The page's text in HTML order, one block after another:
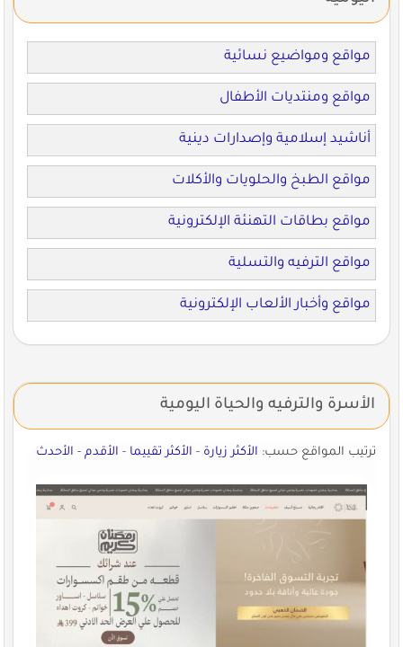
مواقع ومواضيع نسائية
مواقع ومنتديات الأطفال
أناشيد إسلامية وإصدارات دينية
مواقع الطبخ والحلويات والأكلات
مواقع بطاقات التهنئة الإلكترونية
مواقع الترفيه والتسلية
مواقع وأخبار الألعاب الإلكترونية
الأسرة والترفيه والحياة اليومية
ترتيب المواقع حسب: الأكثر زيارة-الأكثر تقييما-الأقدم-الأحدث